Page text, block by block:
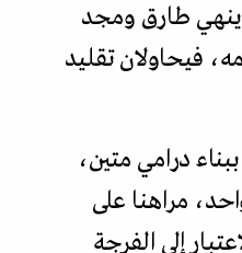
ينهي طارق ومجد
فيحاولان تقليد
درامي متين،
مراهنا على
إلى الفرجة